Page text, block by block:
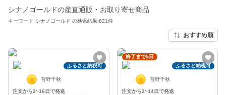
シナノゴールドの産直通販・お取り寄せ商品
キーワード シナノゴールド の検索結果:821件
おすすめ順
ふるさと納税可
菅野千秋
注文から2~16日で発送
終了まで5日
ふるさと納税可
菅野千秋
注文から2~14日で発送